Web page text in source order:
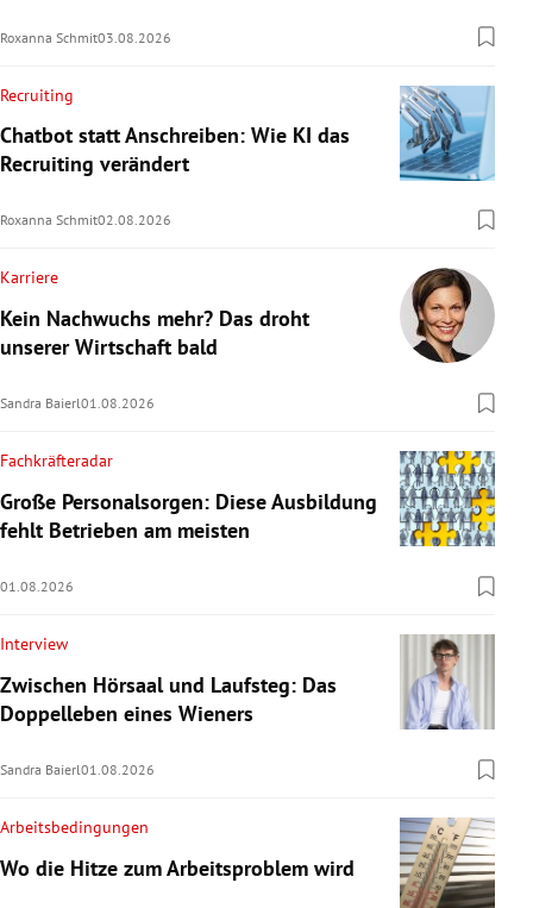
Roxanna Schmit03.08.2026
Recruiting
Chatbot statt Anschreiben: Wie KI das
Recruiting verändert
Roxanna Schmit02.08.2026
Karriere
Kein Nachwuchs mehr? Das droht
unserer Wirtschaft bald
Sandra Baierl01.08.2026
Fachkräfteradar
Große Personalsorgen: Diese Ausbildung
fehlt Betrieben am meisten
01.08.2026
Interview
Zwischen Hörsaal und Laufsteg: Das
Doppelleben eines Wieners
Sandra Baierl01.08.2026
Arbeitsbedingungen
Wo die Hitze zum Arbeitsproblem wird